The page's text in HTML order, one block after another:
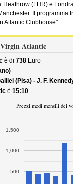
(LHR) e
Il programma
Atlantic Clubhouse".
Atlantic
è di 738Euro
(Pisa) - J. F.
è 15:10
Prezzi medi mensili dei
500
1,000
1,500